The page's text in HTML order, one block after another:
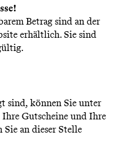
Betrag sind an der
erhältlich. Sie sind
sind, können Sie unter
Gutscheine und Ihre
an dieser Stelle